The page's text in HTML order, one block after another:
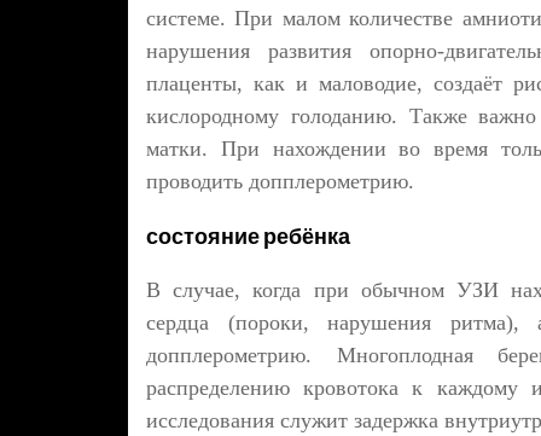
системе. При малом количестве
нарушения развития опорно-
плаценты, как и маловодие, создаёт
кислородному голоданию. Также
матки. При нахождении во время
проводить допплерометрию.
состояние ребёнка
В случае, когда при обычном УЗИ
сердца (пороки, нарушения ритма),
допплерометрию. Многоплодная
распределению кровотока к каждому
исследования служит задержка